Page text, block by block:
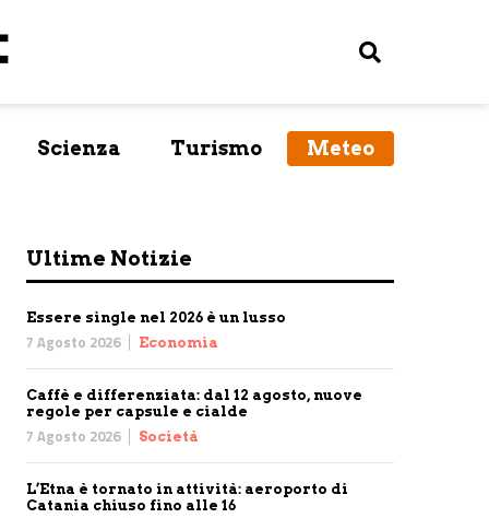
Scienza Turismo Meteo
Ultime Notizie
Essere single nel 2026 è un lusso
7 Agosto 2026 Economia
Caffè e differenziata: dal 12 agosto, nuove
regole per capsule e cialde
7 Agosto 2026 Società
L’Etna è tornato in attività: aeroporto di
Catania chiuso fino alle 16